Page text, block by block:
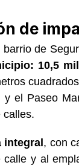
de
barrio de
10,5
el Paseo
calles.
integral, con
y al